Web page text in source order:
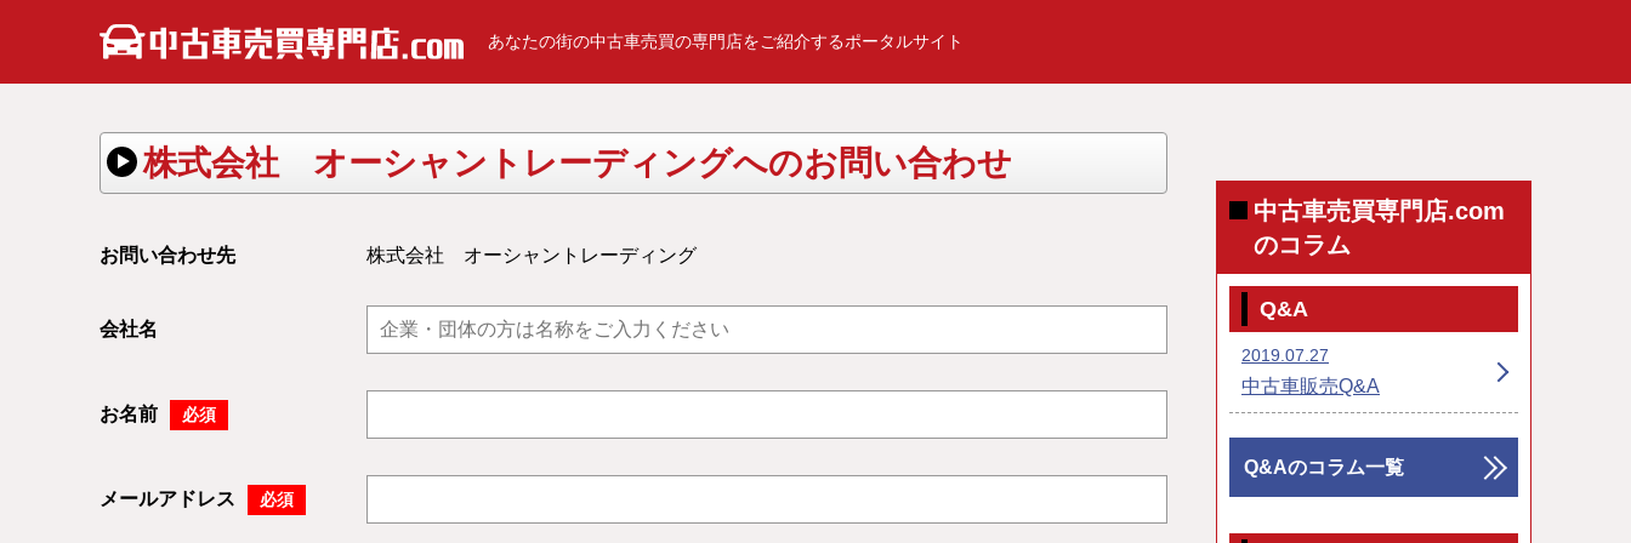
あなたの街の中古車売買の専門店をご紹介するポータルサイト
株式会社 オーシャントレーディングへのお問い合わせ
お問い合わせ先 株式会社 オーシャントレーディング
会社名
お名前 必須
メールアドレス 必須
中古車売買専門店.com
のコラム
Q&A
2019.07.27
中古車販売Q&A
Q&Aのコラム一覧